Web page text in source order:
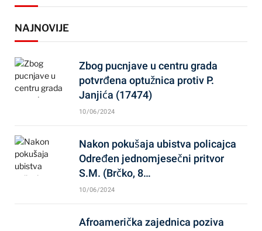
NAJNOVIJE
Zbog pucnjave u centru grada
potvrđena optužnica protiv P.
Janjića (17474)
10/06/2024
Nakon pokušaja ubistva policajca
Određen jednomjesečni pritvor
S.M. (Brčko, 8…
10/06/2024
Afroamerička zajednica poziva